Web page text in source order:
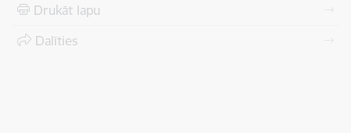
Drukāt lapu
Dalīties